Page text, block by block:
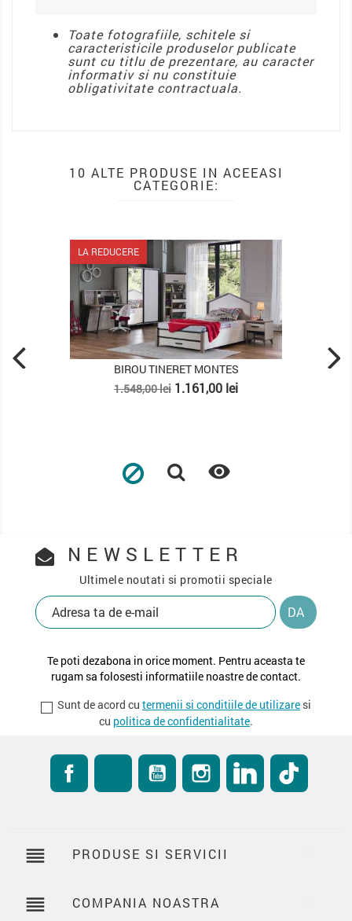
Toate fotografiile, schitele si
caracteristicile produselor publicate
sunt cu titlu de prezentare, au caracter
informativ si nu constituie
obligativitate contractuala.
10 ALTE PRODUSE IN ACEEASI
CATEGORIE:
LA REDUCERE
BIROU TINERET MONTES
Pret
1.548,00 lei Pret
1.161,00 lei

NEWSLETTER
Ultimele noutati si promotii speciale
Te poti dezabona in orice moment. Pentru aceasta te
rugam sa folosesti informatiile noastre de contact.
Sunt de acord cu termenii si conditiile de utilizare si
cu politica de confidentialitate.
FacebookRSS YouTube InstagramLinkedIn
reorder PRODUSE SI SERVICII
reorder COMPANIA NOASTRA